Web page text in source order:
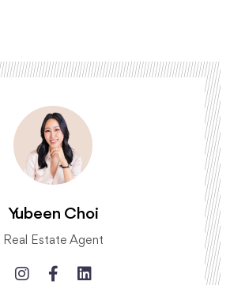
Yubeen Choi
Real Estate Agent